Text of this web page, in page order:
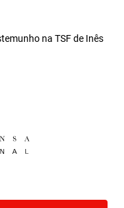
na TSF de Inês